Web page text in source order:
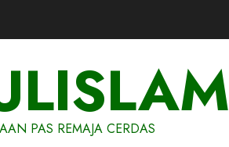
PAS REMAJA CERDAS